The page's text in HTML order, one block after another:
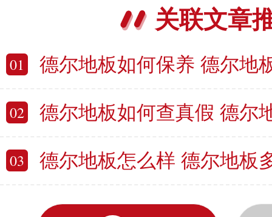
关联文章
01 德尔地板如何保养 德尔地
02 德尔地板如何查真假 德尔
03 德尔地板怎么样 德尔地板